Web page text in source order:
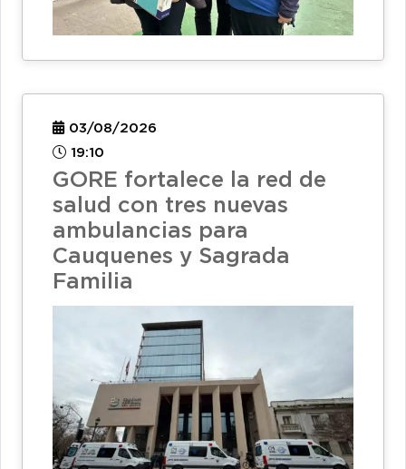
03/08/2026
19:10
GORE fortalece la red de
salud con tres nuevas
ambulancias para
Cauquenes y Sagrada
Familia